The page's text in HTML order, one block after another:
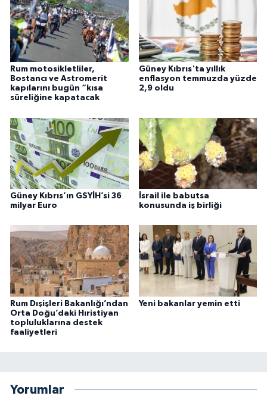
Rum motosikletliler,
Bostancı ve Astromerit
kapılarını bugün “kısa
süreliğine kapatacak
Güney Kıbrıs'ta yıllık
enflasyon temmuzda yüzde
2,9 oldu
Güney Kıbrıs’ın GSYİH’si 36
milyar Euro
İsrail ile babutsa
konusunda iş birliği
Rum Dışişleri Bakanlığı’ndan
Orta Doğu’daki Hıristiyan
topluluklarına destek
faaliyetleri
Yeni bakanlar yemin etti
Yorumlar